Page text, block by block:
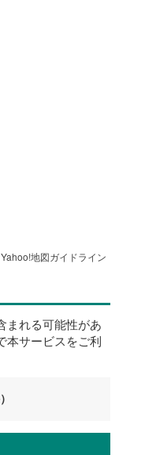
Yahoo!地図ガイドライン
まれる可能性があ
本サービスをご利